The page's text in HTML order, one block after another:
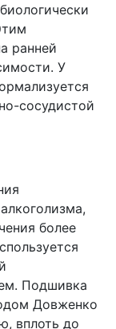
ранней
У
сосудистой
более
Подшивка
Довженко
вплоть до